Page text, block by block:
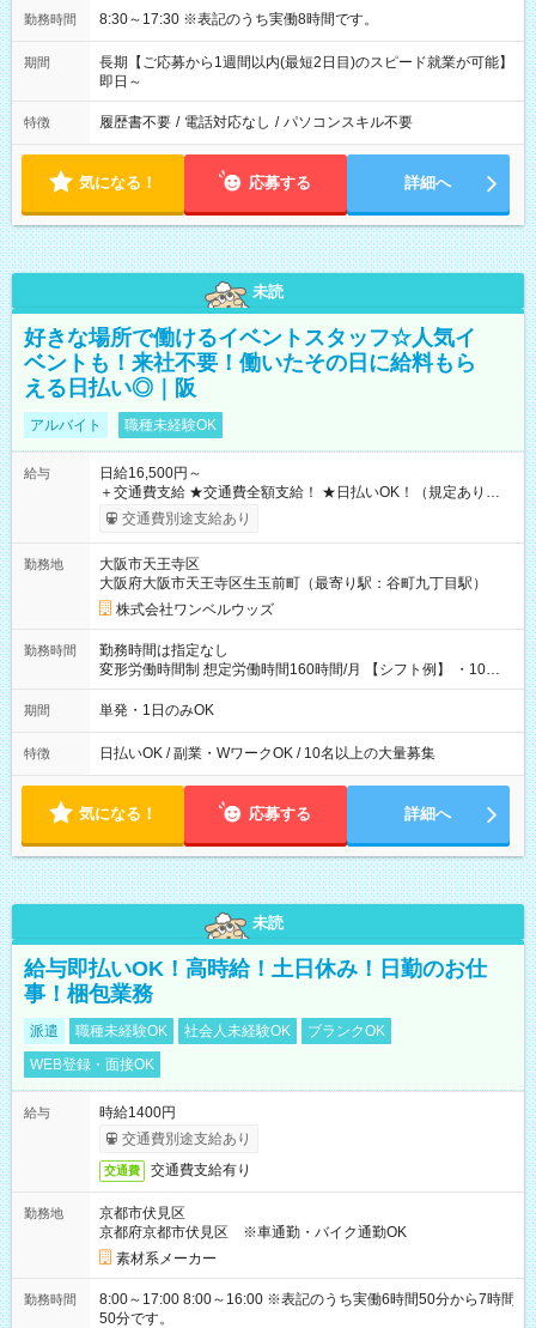
勤務時間 8:30～17:30 ※表記のうち実働8時間です。
期間
長期【ご応募から1週間以内(最短2日目)のスピード就業が可能】
即日～
特徴 履歴書不要 / 電話対応なし / パソコンスキル不要
気になる！ 応募する 詳細へ
未読
好きな場所で働けるイベントスタッフ☆人気イ
ベントも！来社不要！働いたその日に給料もら
える日払い◎｜阪
アルバイト 職種未経験OK
給与
日給16,500円～
＋交通費支給 ★交通費全額支給！ ★日払いOK！（規定あり） ┗
働いたその日に現金GET♪ お仕事後はコンビニATMから 日払
交通費別途支給あり
勤務地
大阪市天王寺区
大阪府大阪市天王寺区生玉前町（最寄り駅：谷町九丁目駅）
株式会社ワンベルウッズ
勤務時間
勤務時間は指定なし
変形労働時間制 想定労働時間160時間/月 【シフト例】 ・10：
00～20：00
期間 単発・1日のみOK
特徴 日払いOK / 副業・WワークOK / 10名以上の大量募集
気になる！ 応募する 詳細へ
未読
給与即払いOK！高時給！土日休み！日勤のお仕
事！梱包業務
派遣 職種未経験OK 社会人未経験OK
ブランクOK
WEB登録・面接OK
給与
時給1400円
交通費別途支給あり
交通費 交通費支給有り
勤務地
京都市伏見区
京都府京都市伏見区 ※車通勤・バイク通勤OK
素材系メーカー
勤務時間
8:00～17:00 8:00～16:00 ※表記のうち実働6時間50分から7時間
50分です。